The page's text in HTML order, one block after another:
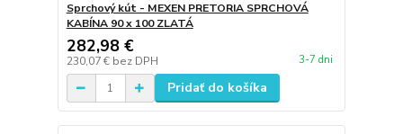
Sprchový kút - MEXEN PRETORIA SPRCHOVÁ
KABÍNA 90 x 100 ZLATÁ
282,98 €
230,07 € bez DPH 3-7 dni
Pridať do košíka